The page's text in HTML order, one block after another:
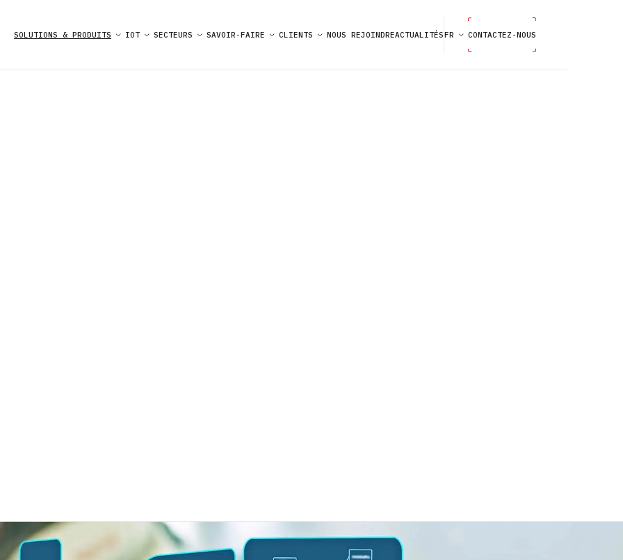
SOLUTIONS & PRODUITS IOT SECTEURS SAVOIR-FAIRE CLIENTS NOUS REJOINDREACTUALITÉSFR CONTACTEZ-NOUS